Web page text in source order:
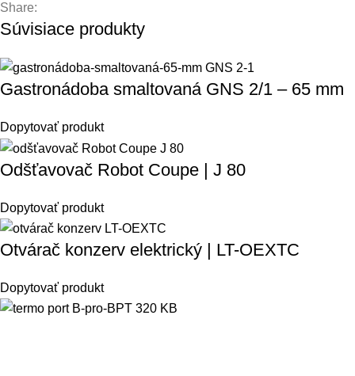
Share:
Súvisiace produkty
Gastronádoba smaltovaná GNS 2/1 – 65 mm
Dopytovať produkt
Odšťavovač Robot Coupe | J 80
Dopytovať produkt
Otvárač konzerv elektrický | LT-OEXTC
Dopytovať produkt